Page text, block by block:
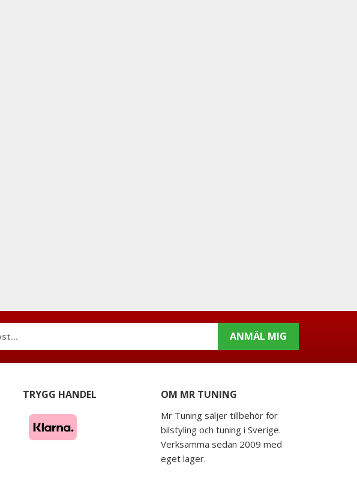
ANMÄL MIG
TRYGG HANDEL OM MR TUNING
Mr Tuning säljer tillbehör för
bilstyling och tuning i Sverige.
Verksamma sedan 2009 med
eget lager.